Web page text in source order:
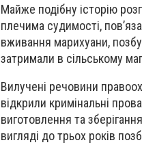
Майже подібну історію
плечима судимості,
вживання марихуани,
затримали в сільському
Вилучені речовини
відкрили кримінальні
виготовлення та
вигляді до трьох років